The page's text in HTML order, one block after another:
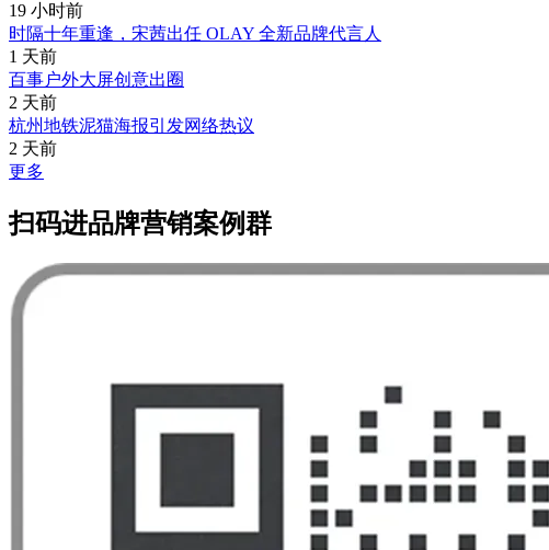
19 小时前
时隔十年重逢，宋茜出任 OLAY 全新品牌代言人
1 天前
百事户外大屏创意出圈
2 天前
杭州地铁泥猫海报引发网络热议
2 天前
更多
扫码进品牌营销案例群